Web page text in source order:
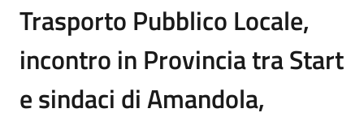
Trasporto Pubblico Locale,
incontro in Provincia tra Start
e sindaci di Amandola,